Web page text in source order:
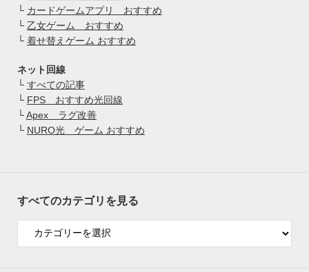
└ カードゲームアプリ おすすめ
└ 乙女ゲーム おすすめ
└ 着せ替えゲーム おすすめ
ネット回線
└ すべての記事
└ FPS おすすめ光回線
└Apex ラグ改善
└ NURO光 ゲーム おすすめ
すべてのカテゴリを見る